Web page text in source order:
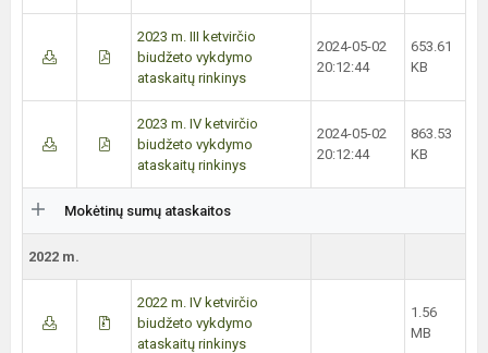
2023 m. III ketvirčio
biudžeto vykdymo
ataskaitų rinkinys
2024-05-02
20:12:44
653.61
KB
2023 m. IV ketvirčio
biudžeto vykdymo
ataskaitų rinkinys
2024-05-02
20:12:44
863.53
KB
Mokėtinų sumų ataskaitos
2022 m.
2022 m. IV ketvirčio
biudžeto vykdymo
ataskaitų rinkinys
1.56
MB